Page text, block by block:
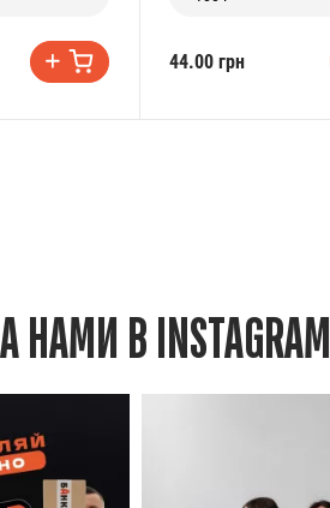
44.00 грн
НАМИ В INSTAGRAM